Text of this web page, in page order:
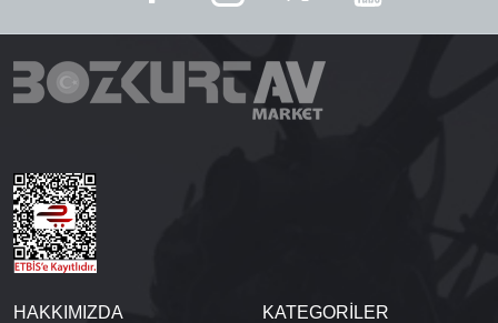
HAKKIMIZDA KATEGORİLER